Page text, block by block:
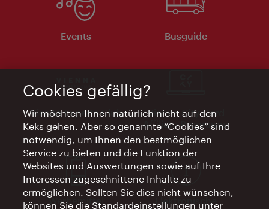
Events Busguide
Vienna Experts Club
Vienna City Card
Affiliate Programm
Werbemittel
Elektronische
Cookies gefällig?
Wir möchten Ihnen natürlich nicht auf den
Keks gehen. Aber so genannte “Cookies” sind
notwendig, um Ihnen den bestmöglichen
Service zu bieten und die Funktion der
Websites und Auswertungen sowie auf Ihre
Interessen zugeschnittene Inhalte zu
ermöglichen. Sollten Sie dies nicht wünschen,
können Sie die Standardeinstellungen unter